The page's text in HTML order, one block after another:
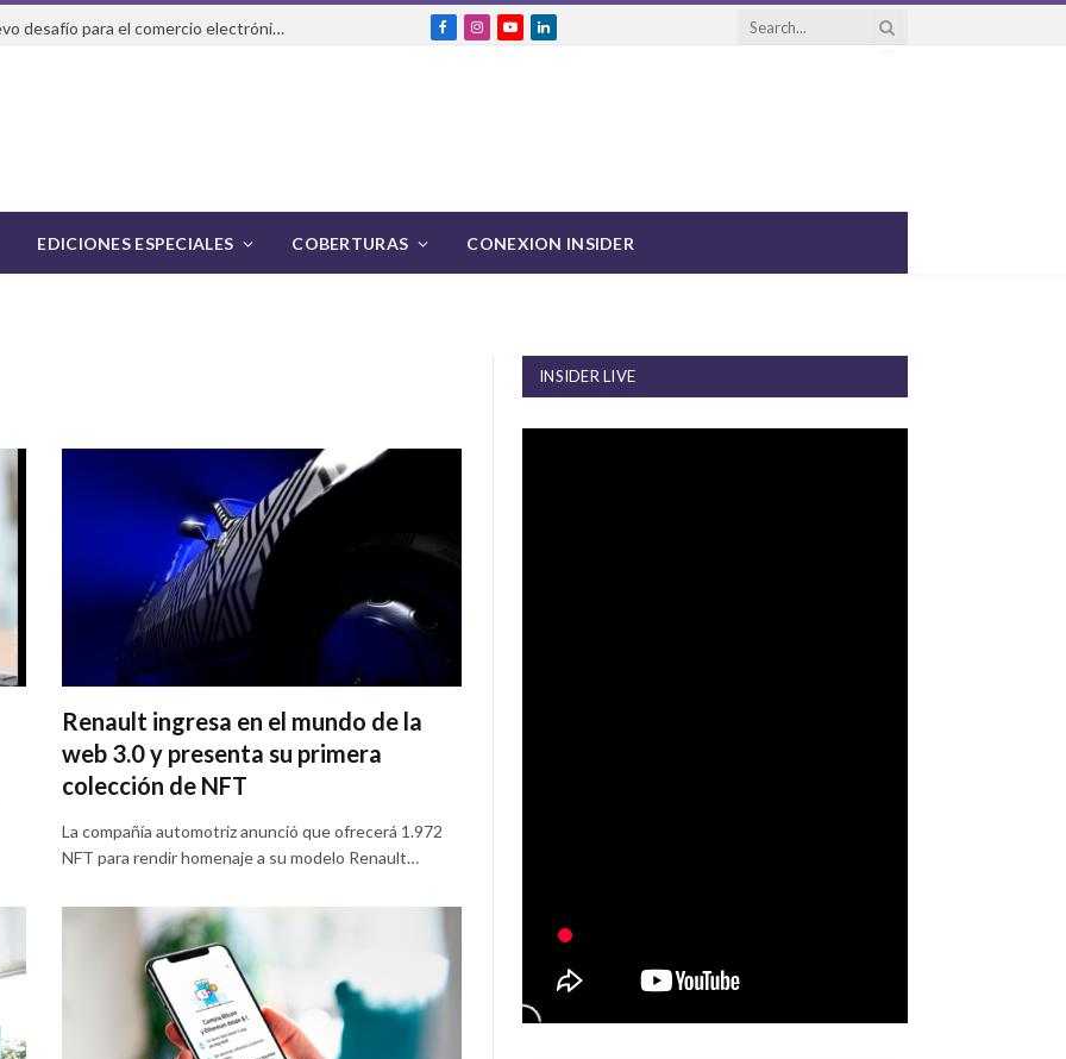
La IA que realiza compras: el nuevo desafío para el comercio electrónico y la logística
FacebookInstagram
YouTubeLinkedIn
EDICIONES ESPECIALES COBERTURAS CONEXION INSIDER
Renault ingresa en el mundo de la
web 3.0 y presenta su primera
colección de NFT
La compañía automotriz anunció que ofrecerá 1.972
NFT para rendir homenaje a su modelo Renault…
INSIDER LIVE